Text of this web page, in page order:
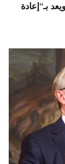
بـ“إعادة